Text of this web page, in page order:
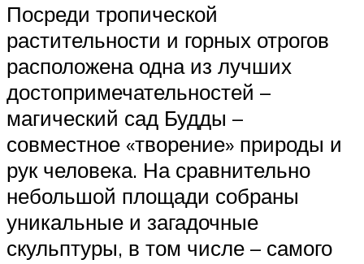
Посреди тропической
растительности и горных отрогов
расположена одна из лучших
достопримечательностей –
магический сад Будды –
совместное «творение» природы и
рук человека. На сравнительно
небольшой площади собраны
уникальные и загадочные
скульптуры, в том числе – самого